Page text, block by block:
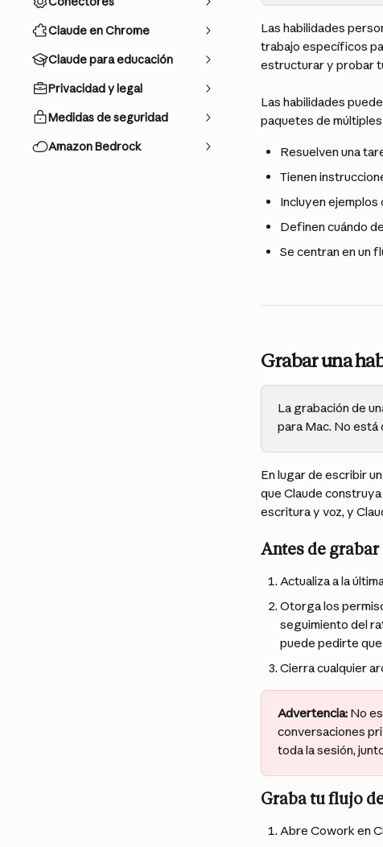
Claude en Chrome
Claude para educación
Privacidad y legal
Medidas de seguridad
Amazon Bedrock
Las habilidades
trabajo específicos
estructurar y probar
Las habilidades
paquetes de
Resuelven una
Tienen
Incluyen ejemplos
Definen cuándo
Se centran en un
Grabar una
La grabación de
para Mac. No está
En lugar de escribir
que Claude construya
escritura y voz, y
Antes de grabar
Actualiza a la
Otorga los
seguimiento del
puede pedirte
Cierra cualquier
Advertencia: No
conversaciones
toda la sesión,
Graba tu flujo
Abre Cowork en